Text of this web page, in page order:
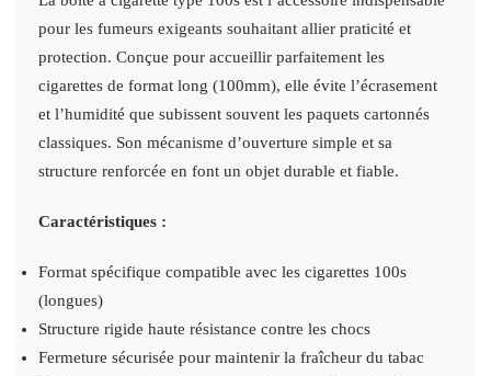
pour les fumeurs exigeants souhaitant allier praticité et
protection. Conçue pour accueillir parfaitement les
cigarettes de format long (100mm), elle évite l’écrasement
et l’humidité que subissent souvent les paquets cartonnés
classiques. Son mécanisme d’ouverture simple et sa
structure renforcée en font un objet durable et fiable.
Caractéristiques :
Format spécifique compatible avec les cigarettes 100s
(longues)
Structure rigide haute résistance contre les chocs
Fermeture sécurisée pour maintenir la fraîcheur du tabac